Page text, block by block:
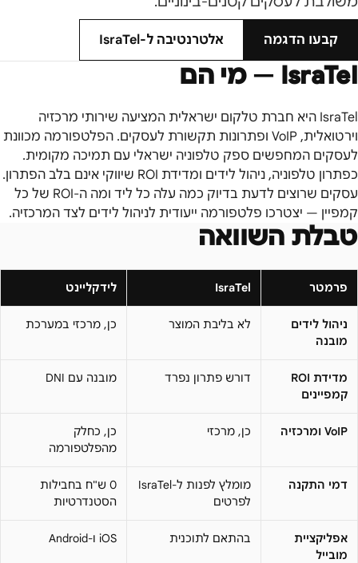
קבעו הדגמה אלטרנטיבה ל-IsraTel
IsraTel — מי הם
IsraTel היא חברת טלקום ישראלית המציעה שירותי מרכזיה
וירטואלית, VoIP ופתרונות תקשורת לעסקים. הפלטפורמה מכוונת
לעסקים המחפשים ספק טלפוניה ישראלי עם תמיכה מקומית.
כפתרון טלפוניה, ניהול לידים ומדידת ROI שיווקי אינם בלב הפתרון.
עסקים שרוצים לדעת בדיוק כמה עלה כל ליד ומה ה-ROI של כל
קמפיין — יצטרכו פלטפורמה ייעודית לניהול לידים לצד המרכזיה.
טבלת השוואה
פרמטר IsraTel לידקליינט
ניהול לידים
מובנה
לא בליבת המוצר כן, מרכזי במערכת
מדידת ROI
קמפיינים
דורש פתרון נפרד מובנה עם DNI
VoIP ומרכזיה כן, מרכזי
כן, כחלק
מהפלטפורמה
דמי התקנה
מומלץ לפנות ל-IsraTel
לפרטים
0 ש"ח בחבילות
הסטנדרטיות
אפליקציית
מובייל
בהתאם לתוכנית iOS ו-Android